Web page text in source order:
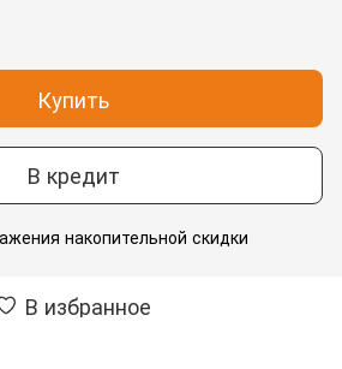
Купить
В кредит
накопительной скидки
В избранное